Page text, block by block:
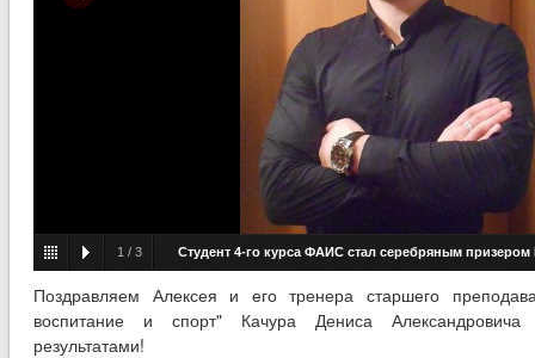
1 / 3 Студент 4-го курса ФАИС стал серебряным призером
Поздравляем Алексея и его тренера старшего
воспитание и спорт" Качура Дениса
результатами!